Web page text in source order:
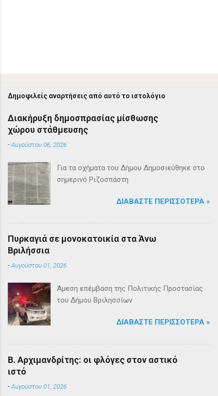
Δημοφιλείς αναρτήσεις από αυτό το ιστολόγιο
Διακήρυξη δημοσπρασίας μίσθωσης
χώρου στάθμευσης
-Αυγούστου 06, 2026
Για τα οχήματα του Δήμου Δημοσιεύθηκε στο
σημερινό Ριζοσπάστη
ΔΙΑΒΆΣΤΕ ΠΕΡΙΣΣΌΤΕΡΑ »
Πυρκαγιά σε μονοκατοικία στα Άνω
Βριλήσσια
-Αυγούστου 01, 2026
Άμεση επέμβαση της Πολιτικής Προστασίας
του Δήμου Βριλησσίων
ΔΙΑΒΆΣΤΕ ΠΕΡΙΣΣΌΤΕΡΑ »
Β. Αρχιμανδρίτης: οι φλόγες στον αστικό
ιστό
-Αυγούστου 01, 2026